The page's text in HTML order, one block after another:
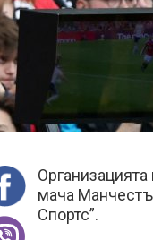
мача
Спортс”.